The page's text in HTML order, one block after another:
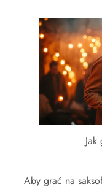
Aby grać na